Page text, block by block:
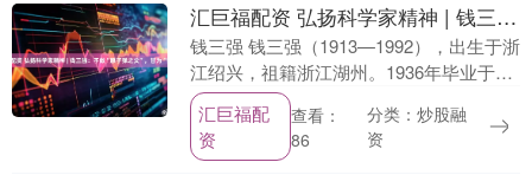
汇巨福配资 弘扬科学家精神 | 钱三强：不做“原子弹之父”，甘为“铺路石”
钱三强 钱三强（1913—1992），出生于浙
江绍兴，祖籍浙江湖州。1936年毕业于清
华大学物理系，1940年获法国国家科学博
士学位。曾任中国科学院原子能研究所....
汇巨福配
资
查看：
86
分类：炒股融
资